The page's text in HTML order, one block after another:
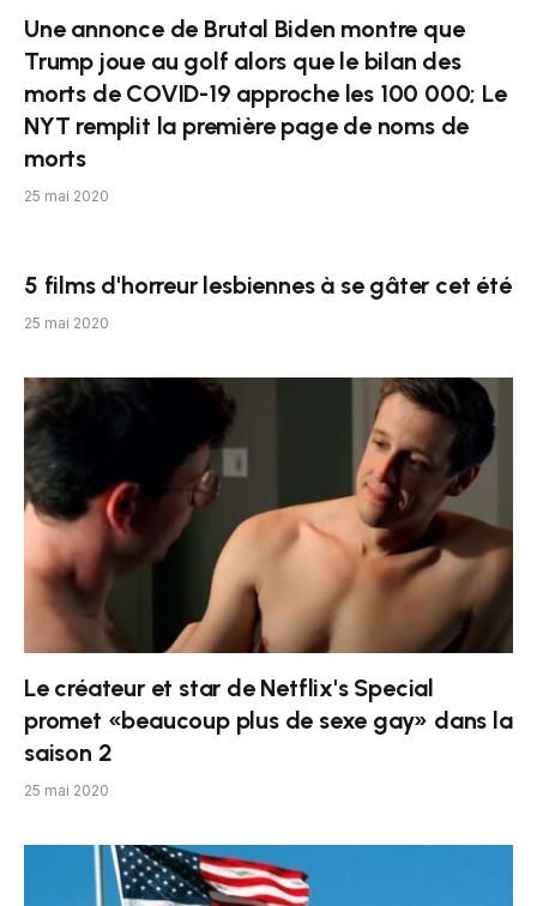
Une annonce de Brutal Biden montre que
Trump joue au golf alors que le bilan des
morts de COVID-19 approche les 100 000; Le
NYT remplit la première page de noms de
morts
25 mai 2020
5 films d'horreur lesbiennes à se gâter cet été
25 mai 2020
Le créateur et star de Netflix's Special
promet «beaucoup plus de sexe gay» dans la
saison 2
25 mai 2020